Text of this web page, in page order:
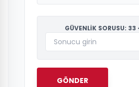
GÜVENLİK SORUSU: 33
GÖNDER